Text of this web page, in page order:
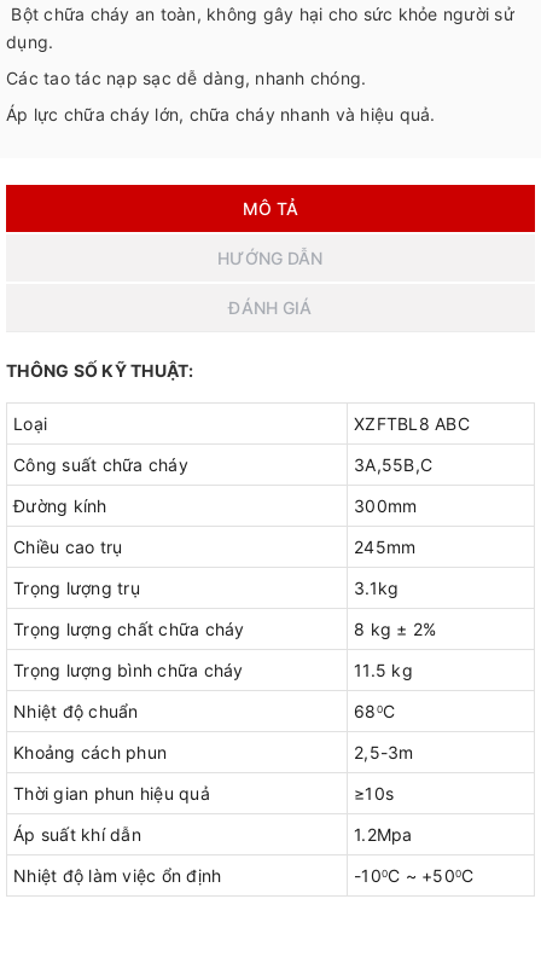
Bột chữa cháy an toàn, không gây hại cho sức khỏe người sử
dụng.
Các tao tác nạp sạc dễ dàng, nhanh chóng.
Áp lực chữa cháy lớn, chữa cháy nhanh và hiệu quả.
MÔ TẢ
HƯỚNG DẪN
ĐÁNH GIÁ
THÔNG SỐ KỸ THUẬT:
Loại
XZFTBL8 ABC
Công suất chữa cháy
3A,55B,C
Đường kính
300mm
Chiều cao trụ
245mm
Trọng lượng trụ
3.1kg
Trọng lượng chất chữa cháy
8 kg ± 2%
Trọng lượng bình chữa cháy
11.5 kg
Nhiệt độ chuẩn
68 0C
Khoảng cách phun
2,5-3m
Thời gian phun hiệu quả
≥10s
Áp suất khí dẫn
1.2Mpa
Nhiệt độ làm việc ổn định
-100C ~ +500C